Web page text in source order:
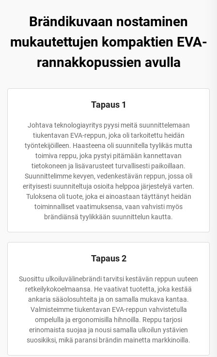
Brändikuvaan nostaminen
mukautettujen kompaktien EVA-
rannakkopussien avulla
Tapaus 1
Johtava teknologiayritys pyysi meitä suunnittelemaan
tiukentavan EVA-reppun, joka oli tarkoitettu heidän
työntekijöilleen. Haasteena oli suunnitella tyylikäs mutta
toimiva reppu, joka pystyi pitämään kannettavan
tietokoneen ja lisävarusteet turvallisesti paikoillaan.
Suunnittelimme kevyen, vedenkestävän reppun, jossa oli
erityisesti suunniteltuja osioita helppoa järjestelyä varten.
Tuloksena oli tuote, joka ei ainoastaan täyttänyt heidän
toiminnalliset vaatimuksensa, vaan vahvisti myös
brändiänsä tyylikkään suunnittelun kautta.
Tapaus 2
Suosittu ulkoiluvälinebrändi tarvitsi kestävän reppun uuteen
retkeilykokoelmaansa. He vaativat tuotetta, joka kestää
ankaria sääolosuhteita ja on samalla mukava kantaa.
Valmisteimme tiukentavan EVA-reppun vahvistetulla
ompelulla ja ergonomisilla hihnoilla. Reppu tarjosi
erinomaista suojaa ja nousi samalla ulkoilun ystävien
suosikiksi, mikä paransi brändin mainetta markkinoilla.